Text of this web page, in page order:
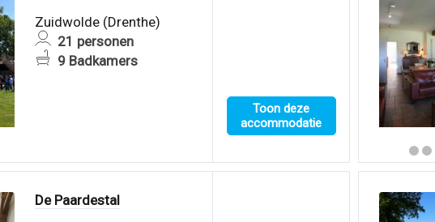
Zuidwolde (Drenthe)
21 personen
9 Badkamers
Toon deze
accommodatie
De Paardestal